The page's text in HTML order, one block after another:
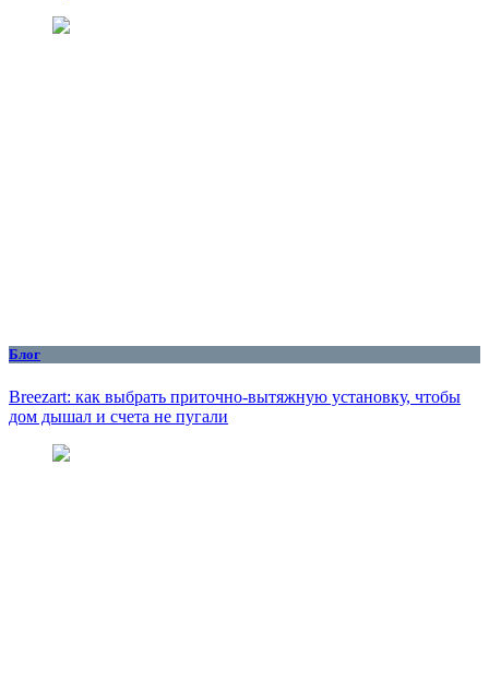
Блог
Breezart: как выбрать приточно-вытяжную установку, чтобы
дом дышал и счета не пугали